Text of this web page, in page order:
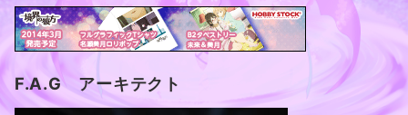
F.A.G アーキテクト